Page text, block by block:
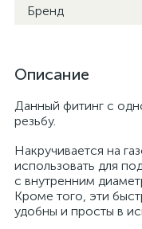
Бренд
Описание
Данный фитинг с
резьбу.
Накручивается на
использовать для
с внутренним
Кроме того, эти
удобны и просты в